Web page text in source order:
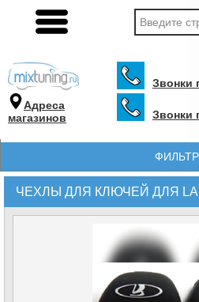
Адреса
магазинов
Звонки
Звонки
ФИЛЬТР
ЧЕХЛЫ ДЛЯ КЛЮЧЕЙ ДЛЯ